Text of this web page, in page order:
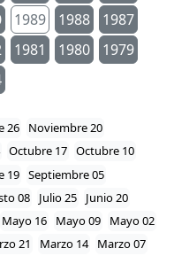
1989 1988
1987
1981 1980
1979
26
Noviembre 20
Octubre 17 Octubre 10
19 Septiembre 05
08 Julio 25
Junio 20
Mayo 16 Mayo 09
Mayo 02
21 Marzo 14
Marzo 07